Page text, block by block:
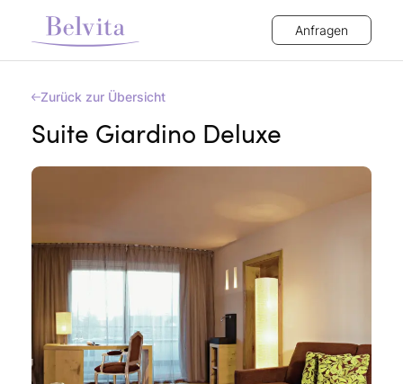
Anfragen
Zurück zur Übersicht
Suite Giardino Deluxe